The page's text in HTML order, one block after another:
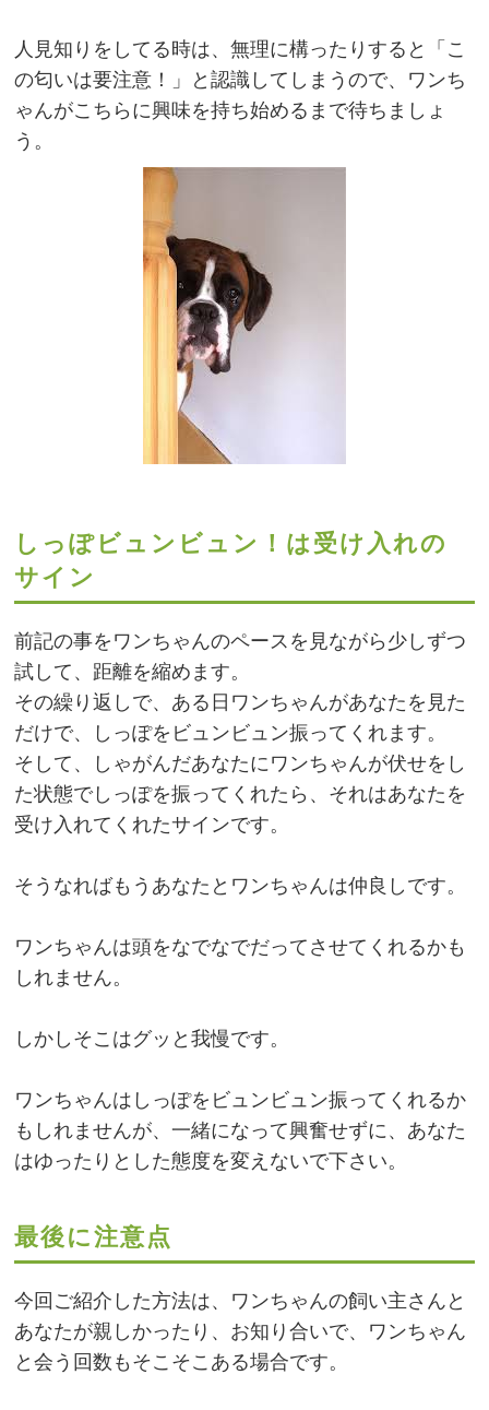
人見知りをしてる時は、無理に構ったりすると「こ
の匂いは要注意！」と認識してしまうので、ワンち
ゃんがこちらに興味を持ち始めるまで待ちましょ
う。
しっぽビュンビュン！は受け入れの
サイン
前記の事をワンちゃんのペースを見ながら少しずつ
試して、距離を縮めます。
その繰り返しで、ある日ワンちゃんがあなたを見た
だけで、しっぽをビュンビュン振ってくれます。
そして、しゃがんだあなたにワンちゃんが伏せをし
た状態でしっぽを振ってくれたら、それはあなたを
受け入れてくれたサインです。
そうなればもうあなたとワンちゃんは仲良しです。
ワンちゃんは頭をなでなでだってさせてくれるかも
しれません。
しかしそこはグッと我慢です。
ワンちゃんはしっぽをビュンビュン振ってくれるか
もしれませんが、一緒になって興奮せずに、あなた
はゆったりとした態度を変えないで下さい。
最後に注意点
今回ご紹介した方法は、ワンちゃんの飼い主さんと
あなたが親しかったり、お知り合いで、ワンちゃん
と会う回数もそこそこある場合です。